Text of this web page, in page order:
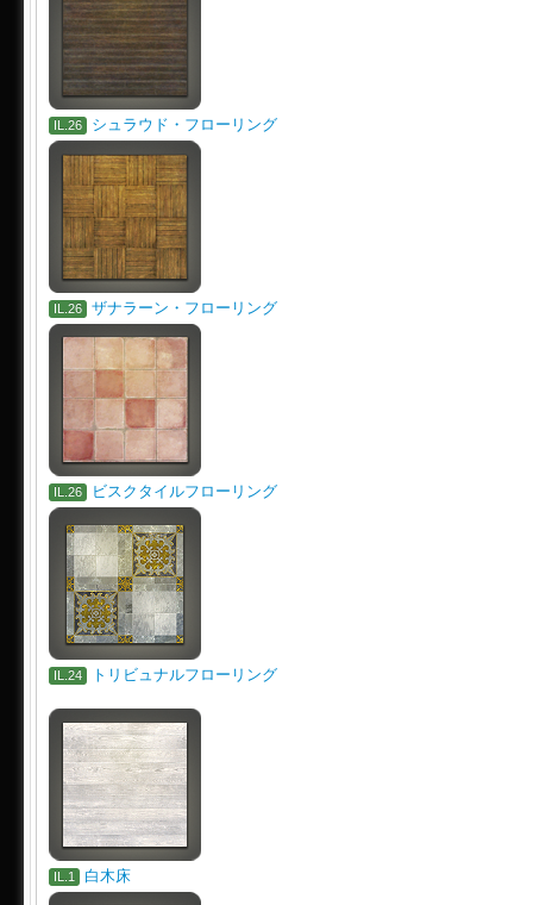
IL.26 シュラウド・フローリング
IL.26 ザナラーン・フローリング
IL.26 ビスクタイルフローリング
IL.24 トリビュナルフローリング
IL.1 白木床